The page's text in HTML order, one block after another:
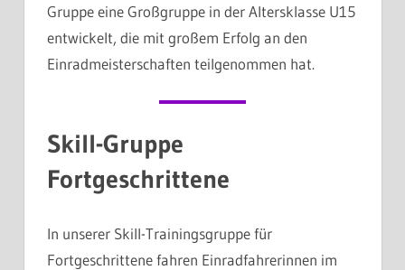
Gruppe eine Großgruppe in der Altersklasse U15
entwickelt, die mit großem Erfolg an den
Einradmeisterschaften teilgenommen hat.
Skill-Gruppe
Fortgeschrittene
In unserer Skill-Trainingsgruppe für
Fortgeschrittene fahren Einradfahrerinnen im